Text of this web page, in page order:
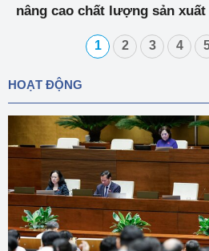
nâng cao chất lượng sản
1 2 3 4
HOẠT ĐỘNG